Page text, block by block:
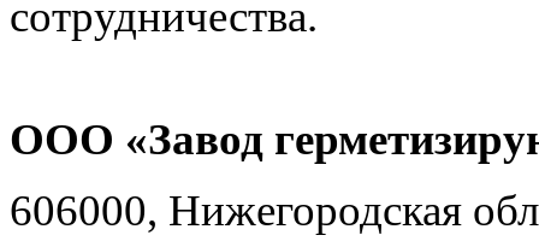
сотрудничества.
ООО «Завод
606000, Нижегородская